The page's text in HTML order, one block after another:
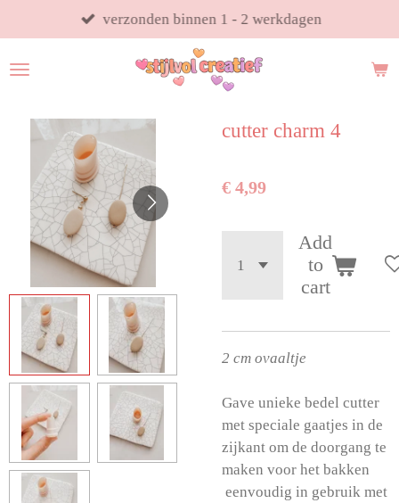
direct
naar
verzonden binnen 1 - 2 werkdagen
cutter charm 4
€ 4,99
Add
to
cart
2 cm ovaaltje
Gave unieke bedel cutter
met speciale gaatjes in de
zijkant om de doorgang te
maken voor het bakken
eenvoudig in gebruik met